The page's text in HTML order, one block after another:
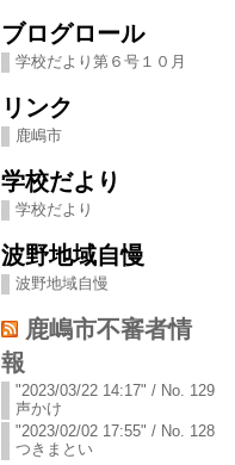
ブログロール
学校だより第６号１０月
リンク
鹿嶋市
学校だより
学校だより
波野地域自慢
波野地域自慢
鹿嶋市不審者情
報
"2023/03/22 14:17" / No. 129
声かけ
"2023/02/02 17:55" / No. 128
つきまとい